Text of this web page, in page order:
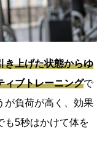
き上げた状態からゆ
ィブトレーニングで
が負荷が高く、効果
も5秒はかけて体を